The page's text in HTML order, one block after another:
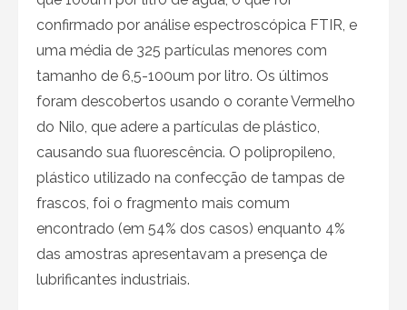
confirmado por análise espectroscópica FTIR, e
uma média de 325 partículas menores com
tamanho de 6,5-100um por litro. Os últimos
foram descobertos usando o corante Vermelho
do Nilo, que adere a partículas de plástico,
causando sua fluorescência. O polipropileno,
plástico utilizado na confecção de tampas de
frascos, foi o fragmento mais comum
encontrado (em 54% dos casos) enquanto 4%
das amostras apresentavam a presença de
lubrificantes industriais.